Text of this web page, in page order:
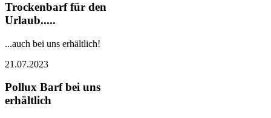
Trockenbarf für den
Urlaub.....
...auch bei uns erhältlich!
21.07.2023
Pollux Barf bei uns
erhältlich